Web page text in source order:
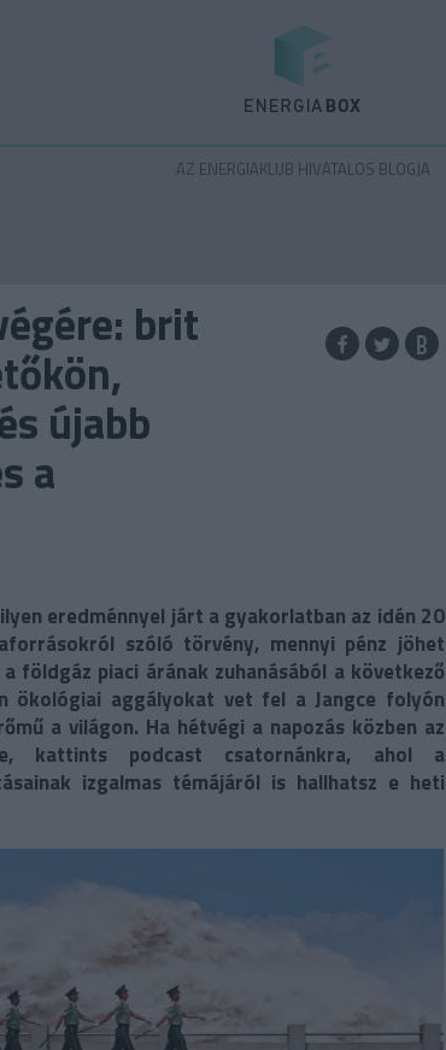
AZ ENERGIAKLUB HIVATALOS BLOGJA
brit
újabb
a
eredménnyel járt a gyakorlatban az idén 20
szóló törvény, mennyi pénz jöhet
földgáz piaci árának zuhanásából a következő
ökológiai aggályokat vet fel a Jangce folyón
a világon. Ha hétvégi a napozás közben az
kattints podcast csatornánkra, ahol a
izgalmas témájáról is hallhatsz e heti